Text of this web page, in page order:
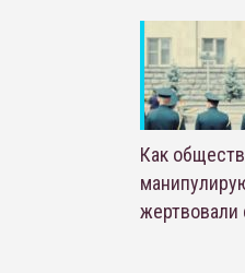
Как
жертвовали